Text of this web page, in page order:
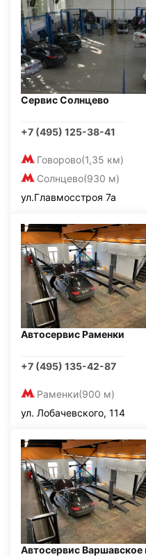
Сервис Солнцево
+7 (495) 125-38-41
Говорово(1,35 км)
Солнцево(930 м)
ул.Главмосстроя 7а
Автосервис Раменки
+7 (495) 135-42-87
Раменки(900 м)
ул. Лобачевского, 114
Автосервис Варшавское